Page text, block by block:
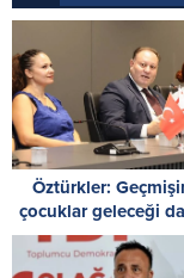
Öztürkler:
çocuklar geleceği
inşa eder